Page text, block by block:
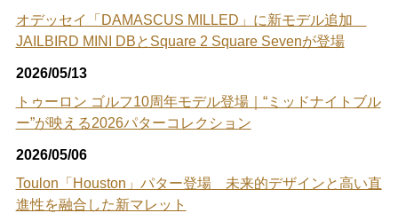
オデッセイ「DAMASCUS MILLED」に新モデル追加
JAILBIRD MINI DBとSquare 2 Square Sevenが登場
2026/05/13
トゥーロン ゴルフ10周年モデル登場｜“ミッドナイトブル
ー”が映える2026パターコレクション
2026/05/06
Toulon「Houston」パター登場 未来的デザインと高い直
進性を融合した新マレット